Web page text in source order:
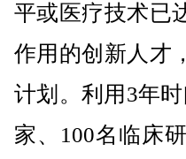
平或医疗技术已
作用的创新人才
计划。利用3年
家、100名临床